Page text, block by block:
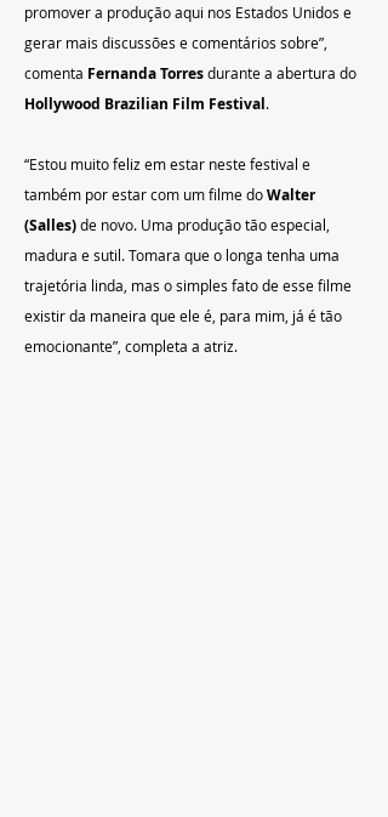
promover a produção aqui nos Estados Unidos e
gerar mais discussões e comentários sobre”,
comenta Fernanda Torres durante a abertura do
Hollywood Brazilian Film Festival.
“Estou muito feliz em estar neste festival e
também por estar com um filme do Walter
(Salles) de novo. Uma produção tão especial,
madura e sutil. Tomara que o longa tenha uma
trajetória linda, mas o simples fato de esse filme
existir da maneira que ele é, para mim, já é tão
emocionante”, completa a atriz.